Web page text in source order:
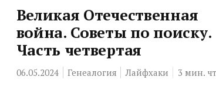
Великая Отечественная
война. Советы по поиску.
Часть четвертая
06.05.2024 Генеалогия Лайфхаки 3 мин.